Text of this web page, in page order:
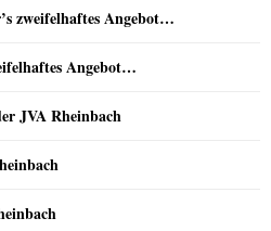
zweifelhaftes Angebot…
Angebot…
JVA Rheinbach